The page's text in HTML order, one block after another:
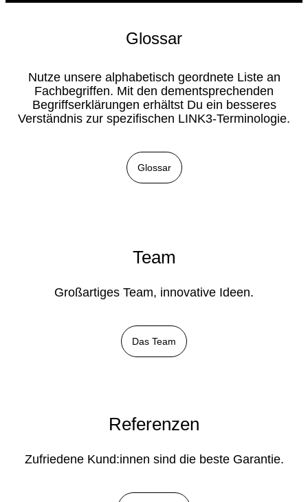
Glossar
Nutze unsere alphabetisch geordnete Liste an
Fachbegriffen. Mit den dementsprechenden
Begriffserklärungen erhältst Du ein besseres
Verständnis zur spezifischen LINK3-Terminologie.
Glossar
Team
Großartiges Team, innovative Ideen.
Das Team
Referenzen
Zufriedene Kund:innen sind die beste Garantie.